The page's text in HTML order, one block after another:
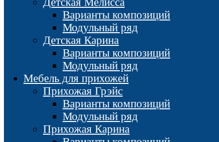
Варианты композиций
Модульный ряд
Детская Карина
Варианты композиций
Модульный ряд
Мебель для прихожей
Прихожая Грэйс
Варианты композиций
Модульный ряд
Прихожая Карина